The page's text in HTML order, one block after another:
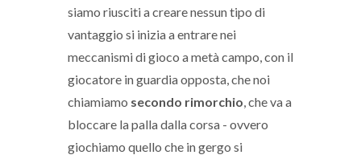
siamo riusciti a creare nessun tipo di
vantaggio si inizia a entrare nei
meccanismi di gioco a metà campo, con il
giocatore in guardia opposta, che noi
chiamiamo secondo rimorchio , che va a
bloccare la palla dalla corsa - ovvero
giochiamo quello che in gergo si